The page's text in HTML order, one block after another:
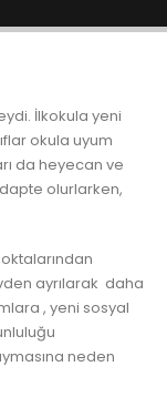
İlkokula yeni
okula uyum
da heyecan ve
olurlarken,
ayrılarak daha
, yeni sosyal
neden